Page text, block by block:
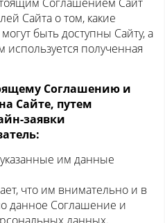
Сайта о том, какие
быть доступны Сайту, а
используется полученная
Соглашению и
Сайте, путем
заявки
им данные
что им внимательно и в
данное Соглашение и